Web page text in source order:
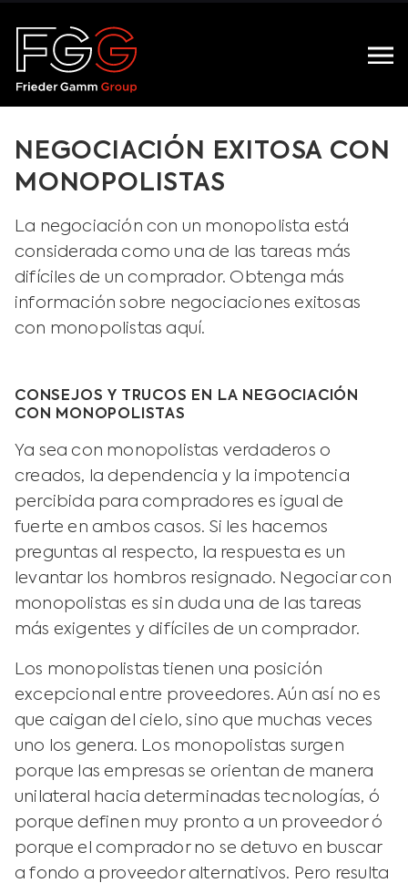
NEGOCIACIÓN EXITOSA CON
MONOPOLISTAS
La negociación con un monopolista está
considerada como una de las tareas más
difíciles de un comprador. Obtenga más
información sobre negociaciones exitosas
con monopolistas aquí.
CONSEJOS Y TRUCOS EN LA NEGOCIACIÓN
CON MONOPOLISTAS
Ya sea con monopolistas verdaderos o
creados, la dependencia y la impotencia
percibida para compradores es igual de
fuerte en ambos casos. Si les hacemos
preguntas al respecto, la respuesta es un
levantar los hombros resignado. Negociar con
monopolistas es sin duda una de las tareas
más exigentes y difíciles de un comprador.
Los monopolistas tienen una posición
excepcional entre proveedores. Aún así no es
que caigan del cielo, sino que muchas veces
uno los genera. Los monopolistas surgen
porque las empresas se orientan de manera
unilateral hacia determinadas tecnologías, ó
porque definen muy pronto a un proveedor ó
porque el comprador no se detuvo en buscar
a fondo a proveedor alternativos. Pero resulta